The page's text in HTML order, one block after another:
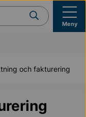
Meny
och fakturering